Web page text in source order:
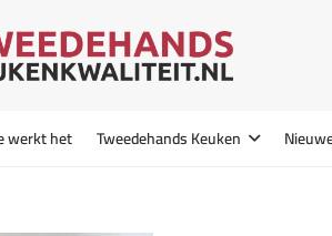
werkt het Tweedehands Keuken